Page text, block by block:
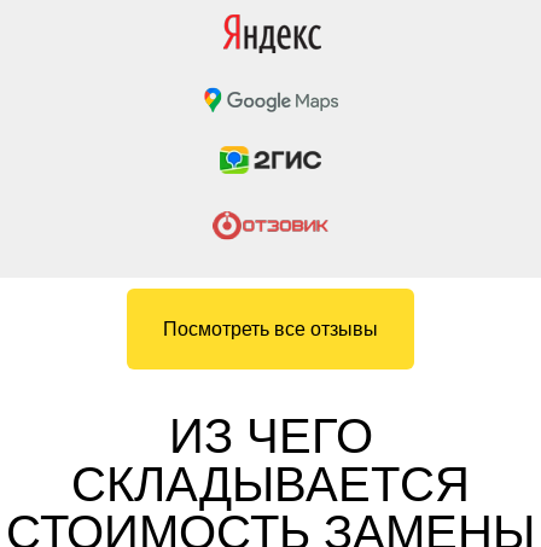
Посмотреть все отзывы
ИЗ ЧЕГО
СКЛАДЫВАЕТСЯ
СТОИМОСТЬ ЗАМЕНЫ